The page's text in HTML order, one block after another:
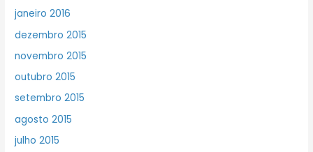
janeiro 2016
dezembro 2015
novembro 2015
outubro 2015
setembro 2015
agosto 2015
julho 2015